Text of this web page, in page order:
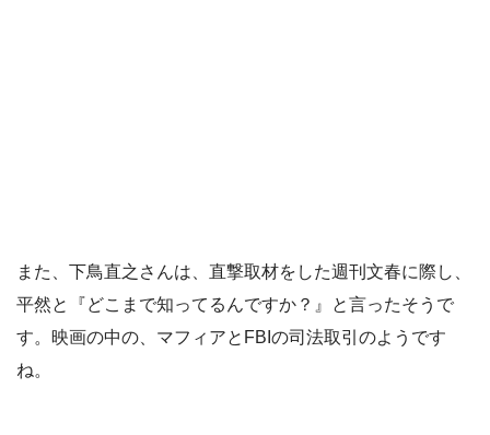
また、下鳥直之さんは、直撃取材をした週刊文春に際し、
平然と『どこまで知ってるんですか？』と言ったそうで
す。映画の中の、マフィアとFBIの司法取引のようです
ね。